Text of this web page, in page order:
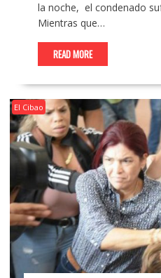
la noche, el condenado
Mientras que…
READ MORE
El Cibao